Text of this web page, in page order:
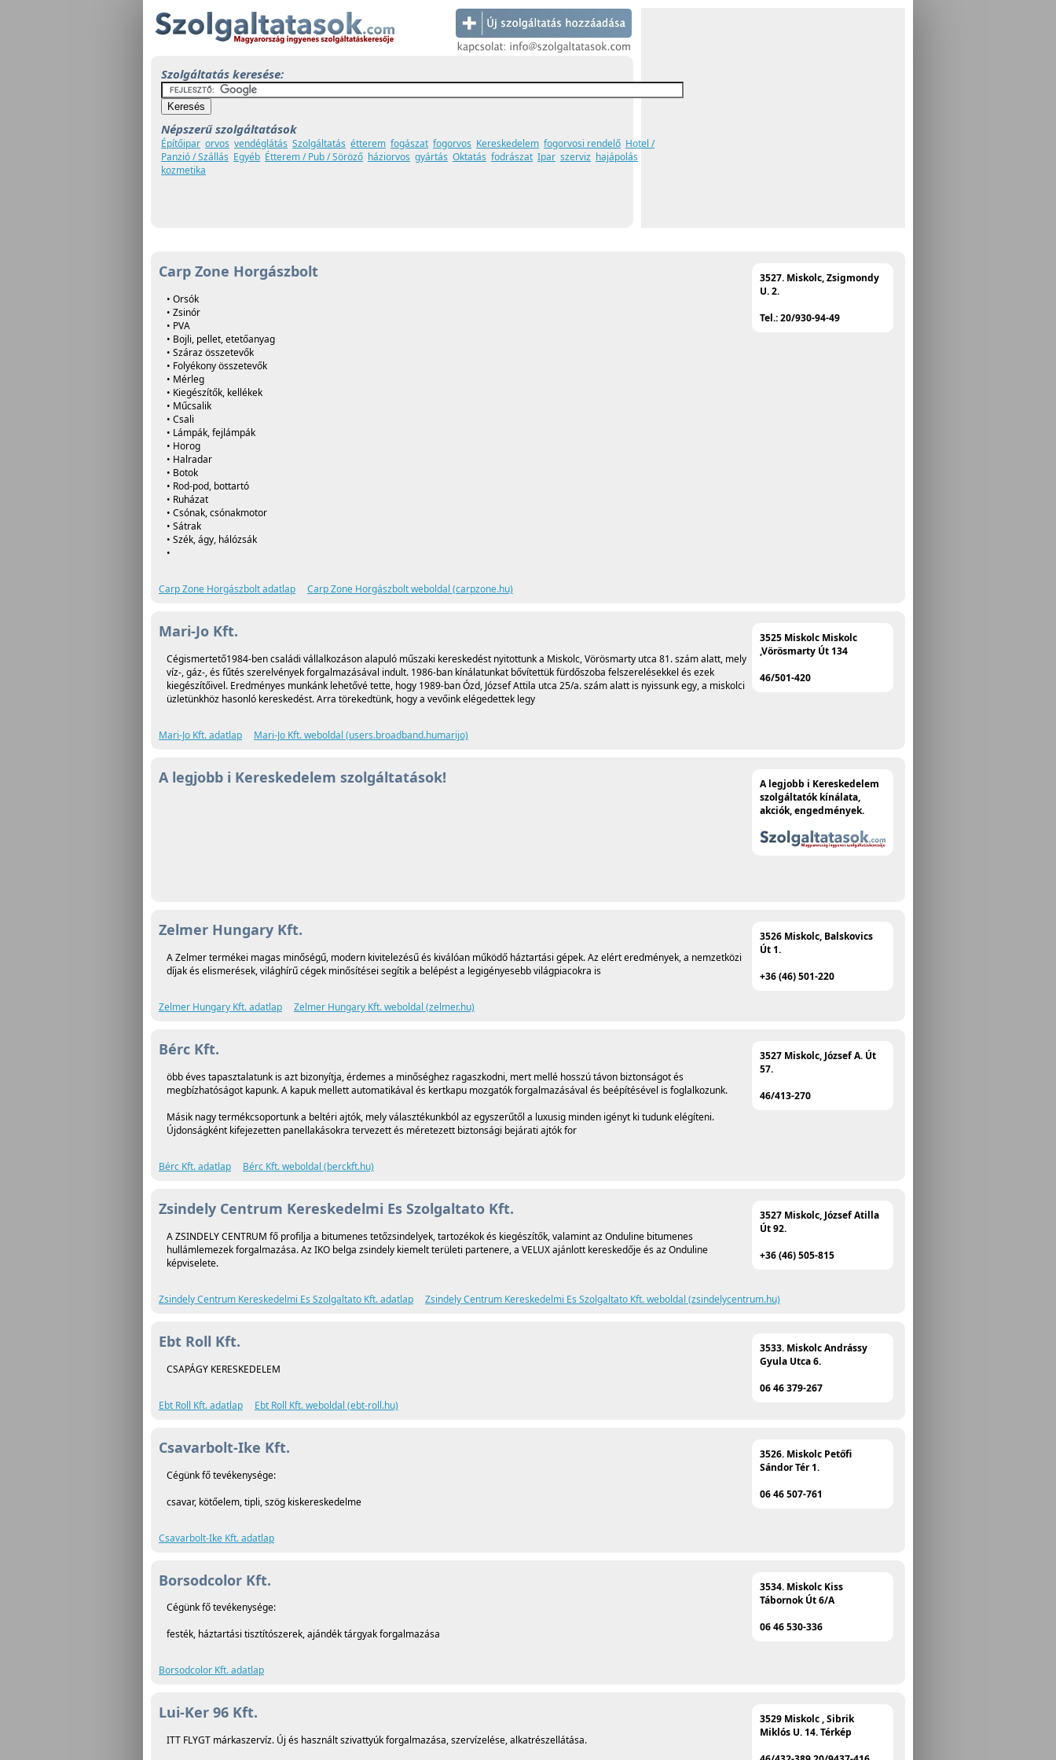
Szolgáltatás keresése:
Népszerű szolgáltatások
Építőipar orvos vendéglátás Szolgáltatás étterem fogászat fogorvos Kereskedelem fogorvosi rendelő Hotel /
Panzió / Szállás Egyéb Étterem / Pub / Söröző háziorvos gyártás Oktatás fodrászat Ipar szerviz hajápolás
kozmetika
3527. Miskolc, Zsigmondy
U. 2.
Tel.: 20/930-94-49
Carp Zone Horgászbolt
• Orsók
• Zsinór
• PVA
• Bojli, pellet, etetőanyag
• Száraz összetevők
• Folyékony összetevők
• Mérleg
• Kiegészítők, kellékek
• Műcsalik
• Csali
• Lámpák, fejlámpák
• Horog
• Halradar
• Botok
• Rod-pod, bottartó
• Ruházat
• Csónak, csónakmotor
• Sátrak
• Szék, ágy, hálózsák
•
Carp Zone Horgászbolt adatlap Carp Zone Horgászbolt weboldal (carpzone.hu)
3525 Miskolc Miskolc
,Vörösmarty Út 134
46/501-420
Mari-Jo Kft.
Cégismertető1984-ben családi vállalkozáson alapuló műszaki kereskedést nyitottunk a Miskolc, Vörösmarty utca 81. szám alatt, mely
víz-, gáz-, és fűtés szerelvények forgalmazásával indult. 1986-ban kínálatunkat bővítettük fürdőszoba felszerelésekkel és ezek
kiegészítőivel. Eredményes munkánk lehetővé tette, hogy 1989-ban Ózd, József Attila utca 25/a. szám alatt is nyissunk egy, a miskolci
üzletünkhöz hasonló kereskedést. Arra törekedtünk, hogy a vevőink elégedettek legy
Mari-Jo Kft. adatlap Mari-Jo Kft. weboldal (users.broadband.humarijo)
A legjobb i Kereskedelem
szolgáltatók kínálata,
akciók, engedmények.
A legjobb i Kereskedelem szolgáltatások!
3526 Miskolc, Balskovics
Út 1.
+36 (46) 501-220
Zelmer Hungary Kft.
A Zelmer termékei magas minőségű, modern kivitelezésű és kiválóan működő háztartási gépek. Az elért eredmények, a nemzetközi
díjak és elismerések, világhírű cégek minősítései segítik a belépést a legigényesebb világpiacokra is
Zelmer Hungary Kft. adatlap Zelmer Hungary Kft. weboldal (zelmer.hu)
3527 Miskolc, József A. Út
57.
46/413-270
Bérc Kft.
öbb éves tapasztalatunk is azt bizonyítja, érdemes a minőséghez ragaszkodni, mert mellé hosszú távon biztonságot és
megbízhatóságot kapunk. A kapuk mellett automatikával és kertkapu mozgatók forgalmazásával és beépítésével is foglalkozunk.
Másik nagy termékcsoportunk a beltéri ajtók, mely választékunkból az egyszerűtől a luxusig minden igényt ki tudunk elégíteni.
Újdonságként kifejezetten panellakásokra tervezett és méretezett biztonsági bejárati ajtók for
Bérc Kft. adatlap Bérc Kft. weboldal (berckft.hu)
3527 Miskolc, József Atilla
Út 92.
+36 (46) 505-815
Zsindely Centrum Kereskedelmi Es Szolgaltato Kft.
A ZSINDELY CENTRUM fő profilja a bitumenes tetőzsindelyek, tartozékok és kiegészítők, valamint az Onduline bitumenes
hullámlemezek forgalmazása. Az IKO belga zsindely kiemelt területi partenere, a VELUX ajánlott kereskedője és az Onduline
képviselete.
Zsindely Centrum Kereskedelmi Es Szolgaltato Kft. adatlap Zsindely Centrum Kereskedelmi Es Szolgaltato Kft. weboldal (zsindelycentrum.hu)
3533. Miskolc Andrássy
Gyula Utca 6.
06 46 379-267
Ebt Roll Kft.
CSAPÁGY KERESKEDELEM
Ebt Roll Kft. adatlap Ebt Roll Kft. weboldal (ebt-roll.hu)
3526. Miskolc Petőfi
Sándor Tér 1.
06 46 507-761
Csavarbolt-Ike Kft.
Cégünk fő tevékenysége:
csavar, kötőelem, tipli, szög kiskereskedelme
Csavarbolt-Ike Kft. adatlap
3534. Miskolc Kiss
Tábornok Út 6/A
06 46 530-336
Borsodcolor Kft.
Cégünk fő tevékenysége:
festék, háztartási tisztítószerek, ajándék tárgyak forgalmazása
Borsodcolor Kft. adatlap
3529 Miskolc , Sibrik
Miklós U. 14. Térkép
Lui-Ker 96 Kft.
ITT FLYGT márkaszervíz. Új és használt szivattyúk forgalmazása, szervízelése, alkatrészellátása.